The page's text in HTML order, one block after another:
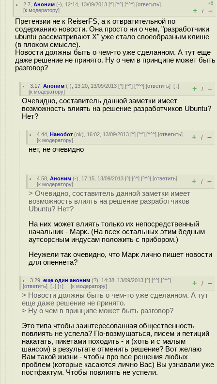
2.7 ,Аноним (-), 12:14, 13/09/2013 [^] [^^] [^^^] [ответить]
[к модератору]
+9
+ / –
Претензии не к ReiserFS, а к отвратительной по
содержанию новости. Она просто ни о чем, "разработчики
ubuntu рассматривают Х" уже стало своеобразным клише
(в плохом смысле).
Новости должны быть о чем-то уже сделанном. А тут еще
даже решение не принято. Ну о чем в принципе может быть
разговор?
3.17 ,Аноним (-), 13:20, 13/09/2013 [^] [^^] [^^^] [ответить][↓]
[к модератору] + / –
Очевидно, составитель данной заметки имеет
возможность влиять на решение разработчиков Ubuntu?
Нет?
4.44 ,Нанобот (ok), 16:02, 13/09/2013 [^] [^^] [^^^] [ответить]
[к модератору] + / –
нет, не очевидно
4.58 ,Аноним (-), 17:15, 13/09/2013 [^] [^^] [^^^] [ответить]
[к модератору] + / –
> Очевидно, составитель данной заметки имеет
возможность влиять на решение разработчиков
Ubuntu? Нет?
На них может влиять только их непосредственный
начальник - Марк. (На всех остальных этим бедным
аутсорсным индусам положить с прибором.)
Неужели так очевидно, что Марк лично пишет новости
для опеннета?
3.29 ,еще один аноним (?), 14:38, 13/09/2013 [^] [^^] [^^^]
[ответить] [↓] [↑] [к модератору] + / –
> Новости должны быть о чем-то уже сделанном. А тут
еще даже решение не принято.
> Ну о чем в принципе может быть разговор?
Это типа чтобы заинтересованная общественность
повлиять не успела? По-возмущаться, писем и петиций
накатать, пикетами походить - и (хоть и с малым
шансом) в результате отменить решение? Вот желаю
Вам такой жизни - чтобы про все решения любых
проблем (которые касаются лично Вас) Вы узнавали уже
постфактум. Чтобы повлиять не успели.